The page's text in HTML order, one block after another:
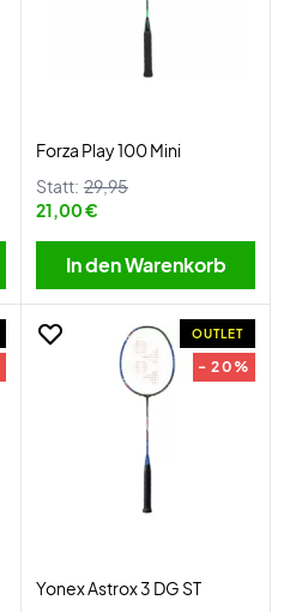
Forza Play 100 Mini
Statt: 29,95
21,00 €
In den Warenkorb
OUTLET
- 20%
Yonex Astrox 3 DG ST